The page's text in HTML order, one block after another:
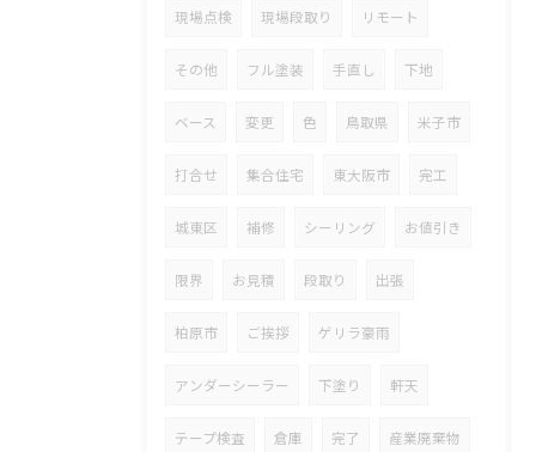
現場点検 現場段取り リモート
その他 フル塗装 手直し 下地
ベース 変更 色 鳥取県 米子市
打合せ 集合住宅 東大阪市 完工
城東区 補修 シーリング お値引き
限界 お見積 段取り 出張
柏原市 ご挨拶 ゲリラ豪雨
アンダーシーラー 下塗り 軒天
テープ検査 倉庫 完了 産業廃棄物